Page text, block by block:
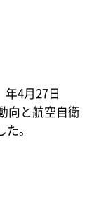
4月27日
向と航空自衛
。